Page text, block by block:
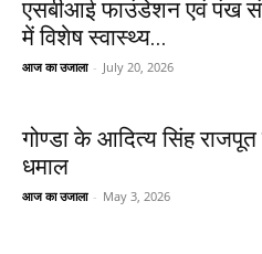
एसबीआई फाउंडेशन एवं पंख
में विशेष स्वास्थ्य...
आज का उजाला - July 20, 2026
गोण्डा के आदित्य सिंह
धमाल
आज का उजाला - May 3, 2026